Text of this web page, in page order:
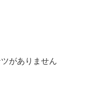
がありません